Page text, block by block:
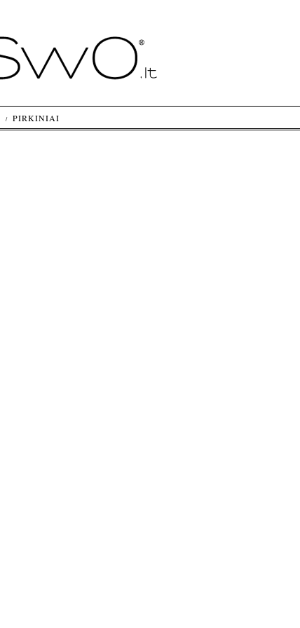
PIRKINIAI